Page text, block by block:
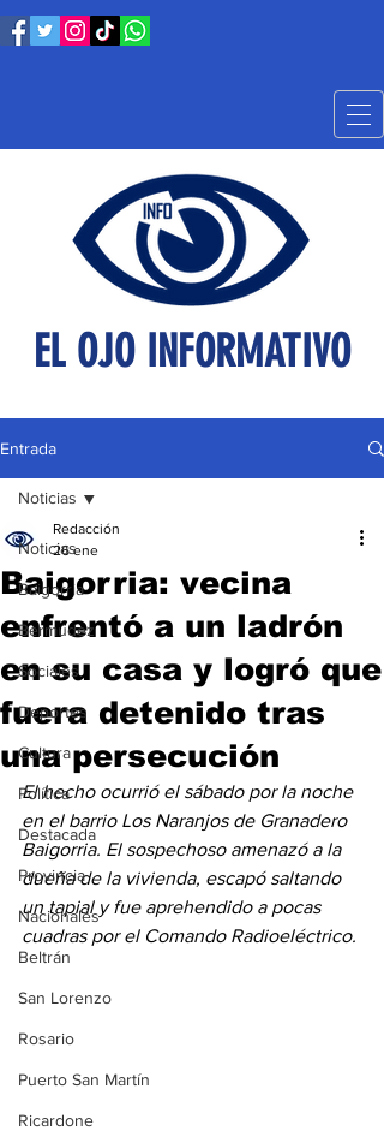
EL OJO INFORMATIVO
Entrada
Noticias
Baigorria
Bermúdez
Sociales
Deportes
Cultura
Política
Destacada
Provincia
Nacionales
Beltrán
San Lorenzo
Rosario
Puerto San Martín
Ricardone
Noticias
Baigorria: vecina
enfrentó a un ladrón
en su casa y logró que
fuera detenido tras
una persecución
Redacción
26 ene
El hecho ocurrió el sábado por la noche
en el barrio Los Naranjos de Granadero
Baigorria. El sospechoso amenazó a la
dueña de la vivienda, escapó saltando
un tapial y fue aprehendido a pocas
cuadras por el Comando Radioeléctrico.